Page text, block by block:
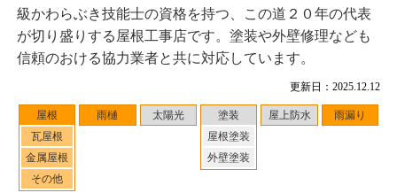
更新日：2025.12.12
屋根
瓦屋根
金属屋根
その他
雨樋 太陽光
塗装
屋根塗装
外壁塗装
屋上防水 雨漏り
級かわらぶき技能士の資格を持つ、この道２０年の代表
が切り盛りする屋根工事店です。塗装や外壁修理なども
信頼のおける協力業者と共に対応しています。